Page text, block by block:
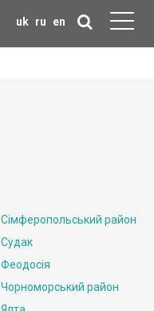
uk ru en
Сімферопольський район
Судак
Феодосія
Чорноморський район